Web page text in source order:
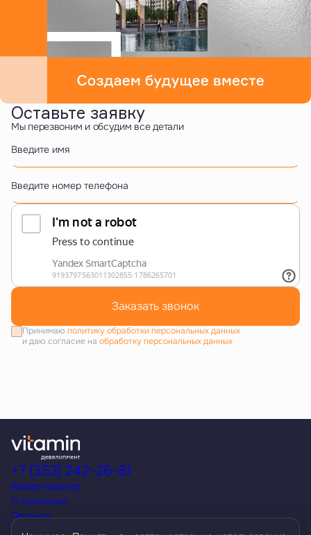
Оставьте заявку
Мы перезвоним и обсудим все детали
Введите имя
Введите номер телефона
Заказать звонок
Принимаю политику обработки персональных данных
и даю согласие на обработку персональных данных
Выбор квартир
О компании
Проекты
Акции
+7 (352) 242-26-81